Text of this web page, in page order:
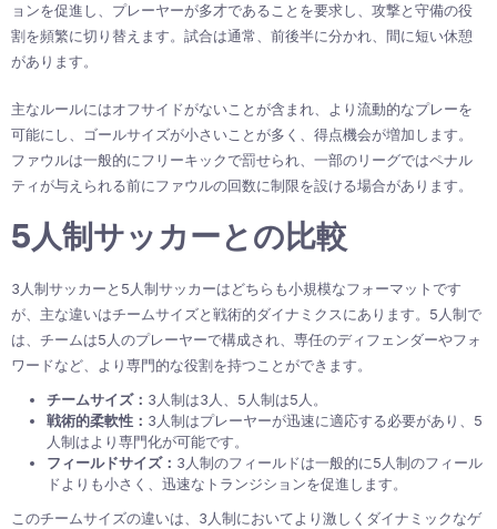
ョンを促進し、プレーヤーが多才であることを要求し、攻撃と守備の役
割を頻繁に切り替えます。試合は通常、前後半に分かれ、間に短い休憩
があります。
主なルールにはオフサイドがないことが含まれ、より流動的なプレーを
可能にし、ゴールサイズが小さいことが多く、得点機会が増加します。
ファウルは一般的にフリーキックで罰せられ、一部のリーグではペナル
ティが与えられる前にファウルの回数に制限を設ける場合があります。
5人制サッカーとの比較
3人制サッカーと5人制サッカーはどちらも小規模なフォーマットです
が、主な違いはチームサイズと戦術的ダイナミクスにあります。5人制で
は、チームは5人のプレーヤーで構成され、専任のディフェンダーやフォ
ワードなど、より専門的な役割を持つことができます。
チームサイズ： 3人制は3人、5人制は5人。
戦術的柔軟性： 3人制はプレーヤーが迅速に適応する必要があり、5
人制はより専門化が可能です。
フィールドサイズ： 3人制のフィールドは一般的に5人制のフィール
ドよりも小さく、迅速なトランジションを促進します。
このチームサイズの違いは、3人制においてより激しくダイナミックなゲ